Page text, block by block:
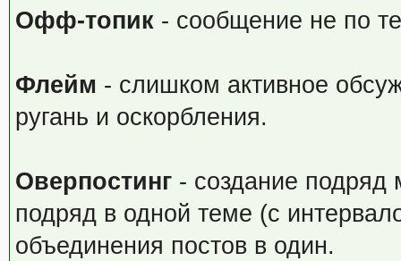
Офф-топик- сообщение не по
Флейм - слишком активное
ругань и оскорбления.
Оверпостинг- создание подряд
подряд в одной теме (с
объединения постов в один.